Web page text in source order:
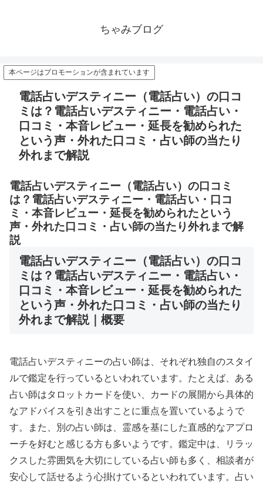
ちゃみブログ
本ページはプロモーションが含まれています
電話占いデスティニー（電話占い）の口コ
ミは？電話占いデスティニー・電話占い・
口コミ・本音レビュー・延長を勧められた
という声・外れた口コミ・占い師の当たり
外れまで解説
電話占いデスティニー（電話占い）の口コミ
は？電話占いデスティニー・電話占い・口コ
ミ・本音レビュー・延長を勧められたという
声・外れた口コミ・占い師の当たり外れまで解
説
電話占いデスティニー（電話占い）の口コ
ミは？電話占いデスティニー・電話占い・
口コミ・本音レビュー・延長を勧められた
という声・外れた口コミ・占い師の当たり
外れまで解説｜概要
電話占いデスティニーの占い師は、それぞれ独自のスタイ
ルで鑑定を行っているといわれています。たとえば、ある
占い師はタロットカードを使い、カードの展開から具体的
なアドバイスを引き出すことに重点を置いているようで
す。また、別の占い師は、霊感を基にした直感的なアプロ
ーチを好むと感じる方も多いようです。鑑定中は、リラッ
クスした雰囲気を大切にしている占い師も多く、相談者が
安心して話せるよう心掛けているといわれています。占い